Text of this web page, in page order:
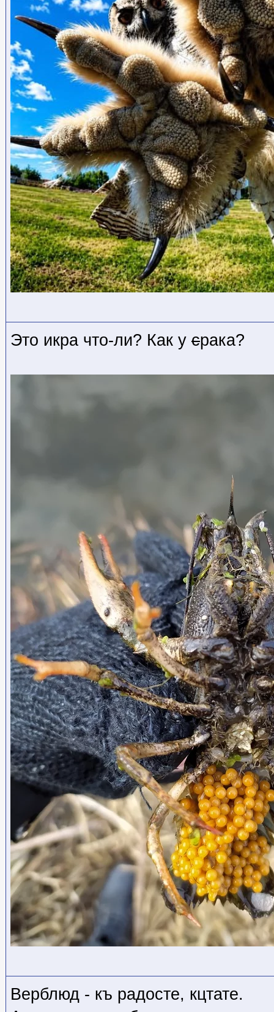
Это икра что-ли? Как у срака?
Верблюд - къ радосте, кцтате.